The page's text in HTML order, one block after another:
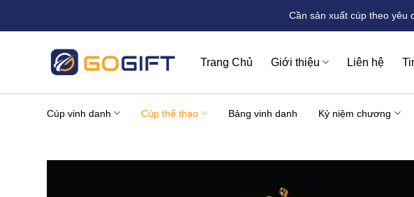
Cần sản xuất cúp theo yêu
Trang Chủ Giới thiệu Liên hệ
Cúp vinh danh Cúp thể thao Bảng vinh danh Kỷ niệm chương